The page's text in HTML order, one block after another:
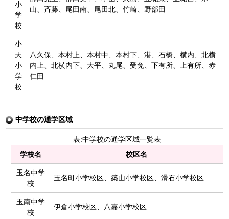
小
学
校
山、斉藤、尾田南、尾田北、竹崎、野部田
小
天
小
学
校
八久保、本村上、本村中、本村下、港、石橋、横内、北横
内上、北横内下、大平、丸尾、受免、下有所、上有所、赤
仁田
中学校の通学区域
表:中学校の通学区域一覧表
学校名
校区名
玉名中学
校
玉名町小学校区、築山小学校区、滑石小学校区
玉南中学
校
伊倉小学校区、八嘉小学校区